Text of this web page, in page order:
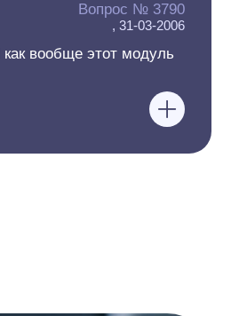
Вопрос № 3790
, 31-03-2006
вообще этот модуль